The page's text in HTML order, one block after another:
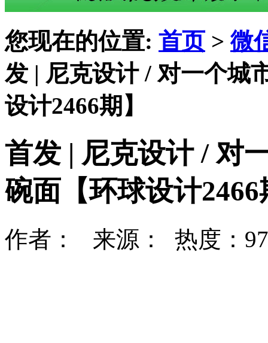
您现在的位置: 首页 >微
发 | 尼克设计 / 对一个城
设计2466期】
首发 | 尼克设计 / 对
碗面【环球设计2466
作者： 来源： 热度：